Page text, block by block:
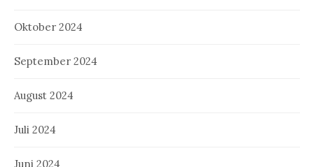
Oktober 2024
September 2024
August 2024
Juli 2024
Juni 2024